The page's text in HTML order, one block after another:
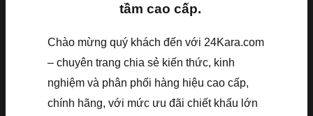
tầm cao cấp.
Chào mừng quý khách đến với 24Kara.com
– chuyên trang chia sẻ kiến thức, kinh
nghiệm và phân phối hàng hiệu cao cấp,
chính hãng, với mức ưu đãi chiết khấu lớn